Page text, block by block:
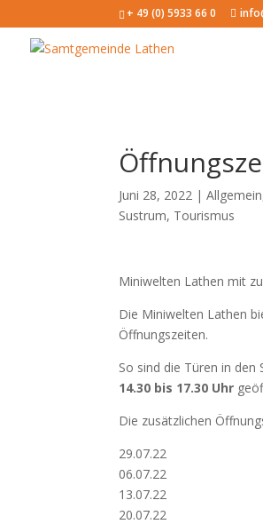
+ 49 (0) 5933 66 0
Juni 28, 2022 |Allgemein
Sustrum, Tourismus
Miniwelten Lathen mit
Die Miniwelten Lathen
Öffnungszeiten.
So sind die Türen in
14.30 bis 17.30 Uhr
Die zusätzlichen
29.07.22
06.07.22
13.07.22
20.07.22